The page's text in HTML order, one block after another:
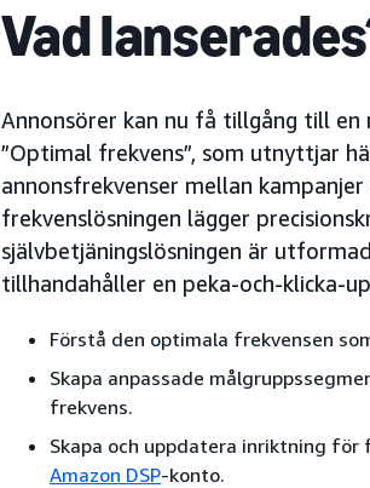
Vad
Annonsörer kan nu få tillgång till en
”Optimal frekvens”, som utnyttjar
annonsfrekvenser mellan
frekvenslösningen lägger
självbetjäningslösningen är
tillhandahåller en peka-och-klicka-
Förstå den optimala frekvensen
Skapa anpassade
frekvens.
Skapa och uppdatera inriktning
Amazon DSP-konto.